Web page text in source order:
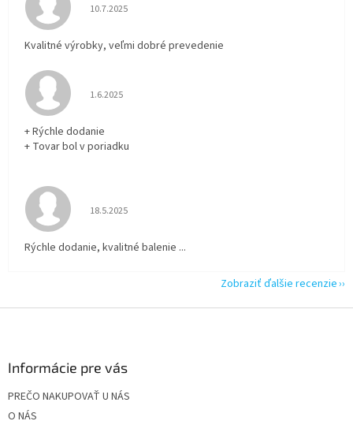
Hodnotenie obchodu je 5 z 5 hviezdičiek.
10.7.2025
Kvalitné výrobky, veľmi dobré prevedenie
Hodnotenie obchodu je 5 z 5 hviezdičiek.
1.6.2025
+ Rýchle dodanie
+ Tovar bol v poriadku
Hodnotenie obchodu je 5 z 5 hviezdičiek.
18.5.2025
Rýchle dodanie, kvalitné balenie ...
Zobraziť ďalšie recenzie
Informácie pre vás
PREČO NAKUPOVAŤ U NÁS
O NÁS